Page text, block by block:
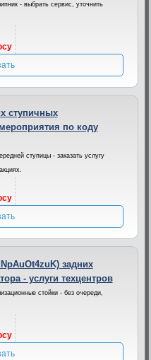
- выбрать сервис, уточнить
ступичных
по коду
ступицы - заказать услугу
задних
- услуги техцентров
стойки - без очереди,